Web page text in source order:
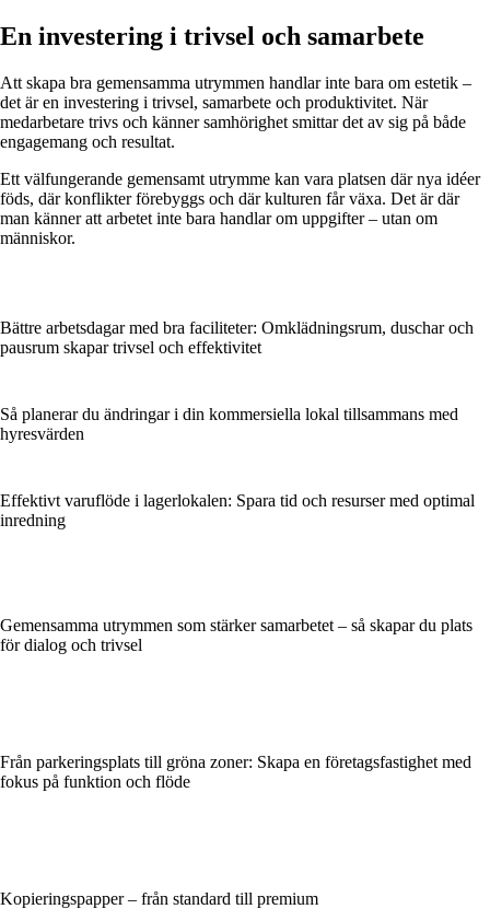
En investering i trivsel och samarbete
Att skapa bra gemensamma utrymmen handlar inte bara om estetik –
det är en investering i trivsel, samarbete och produktivitet. När
medarbetare trivs och känner samhörighet smittar det av sig på både
engagemang och resultat.
Ett välfungerande gemensamt utrymme kan vara platsen där nya idéer
föds, där konflikter förebyggs och där kulturen får växa. Det är där
man känner att arbetet inte bara handlar om uppgifter – utan om
människor.
Bättre arbetsdagar med bra faciliteter: Omklädningsrum, duschar och
pausrum skapar trivsel och effektivitet
Så planerar du ändringar i din kommersiella lokal tillsammans med
hyresvärden
Effektivt varuflöde i lagerlokalen: Spara tid och resurser med optimal
inredning
Gemensamma utrymmen som stärker samarbetet – så skapar du plats
för dialog och trivsel
Från parkeringsplats till gröna zoner: Skapa en företagsfastighet med
fokus på funktion och flöde
Kopieringspapper – från standard till premium